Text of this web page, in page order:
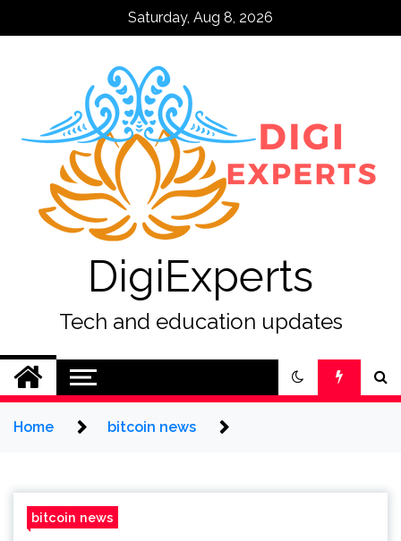
Saturday, Aug 8, 2026
DigiExperts
Tech and education updates
Home bitcoin news
bitcoin news